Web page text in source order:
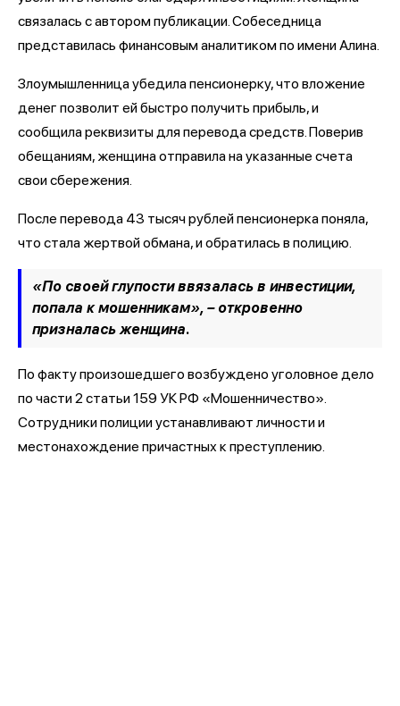
связалась с автором публикации. Собеседница
представилась финансовым аналитиком по имени Алина.
Злоумышленница убедила пенсионерку, что вложение
денег позволит ей быстро получить прибыль, и
сообщила реквизиты для перевода средств. Поверив
обещаниям, женщина отправила на указанные счета
свои сбережения.
После перевода 43 тысяч рублей пенсионерка поняла,
что стала жертвой обмана, и обратилась в полицию.
«По своей глупости ввязалась в инвестиции,
попала к мошенникам», – откровенно
призналась женщина.
По факту произошедшего возбуждено уголовное дело
по части 2 статьи 159 УК РФ «Мошенничество».
Сотрудники полиции устанавливают личности и
местонахождение причастных к преступлению.